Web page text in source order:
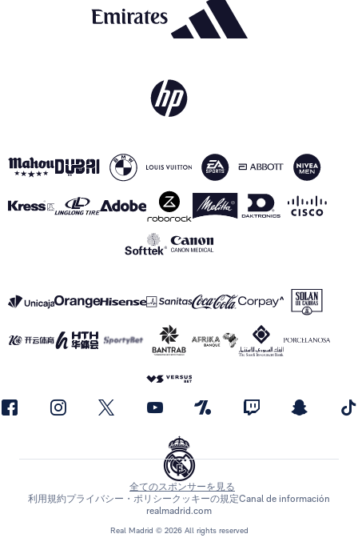
Real Madrid © 2026 All rights reserved
全てのスポンサーを見る
利用規約プライバシー・ポリシークッキーの規定Canal de información
realmadrid.com